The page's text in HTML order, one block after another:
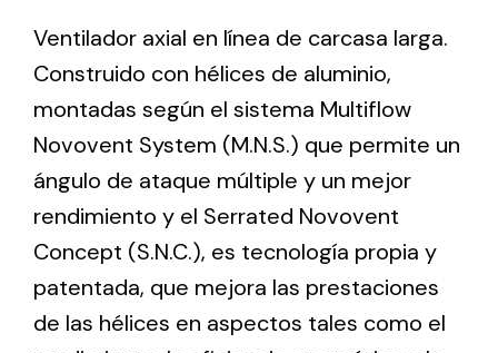
Ventilation
The incorporation of Novovent into the group
meant a greater offer of ventilation products for
different uses
Iluminación Solar
Ventilador axial en línea de carcasa larga.
Construido con hélices de aluminio,
montadas según el sistema Multiflow
Novovent System (M.N.S.) que permite un
ángulo de ataque múltiple y un mejor
rendimiento y el Serrated Novovent
Concept (S.N.C.), es tecnología propia y
patentada, que mejora las prestaciones
de las hélices en aspectos tales como el